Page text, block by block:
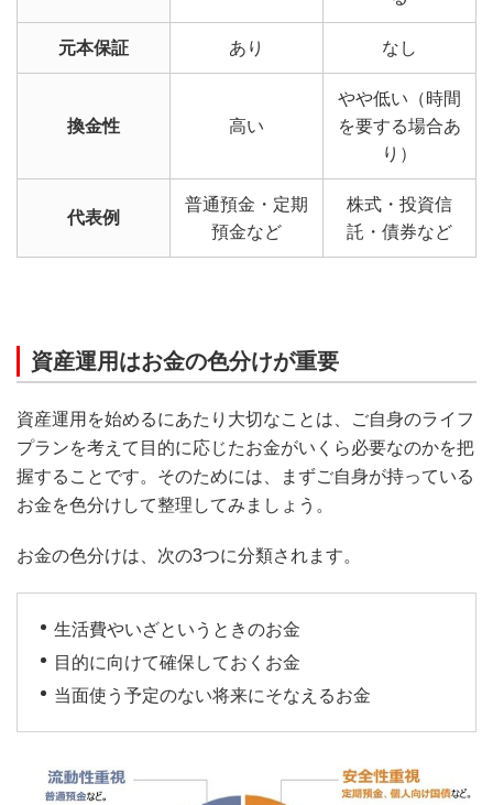
元本保証 あり なし
換金性 高い
やや低い（時間
を要する場合あ
り）
代表例
普通預金・定期
預金など
株式・投資信
託・債券など
資産運用はお金の色分けが重要
資産運用を始めるにあたり大切なことは、ご自身のライフ
プランを考えて目的に応じたお金がいくら必要なのかを把
握することです。そのためには、まずご自身が持っている
お金を色分けして整理してみましょう。
お金の色分けは、次の3つに分類されます。
生活費やいざというときのお金
目的に向けて確保しておくお金
当面使う予定のない将来にそなえるお金